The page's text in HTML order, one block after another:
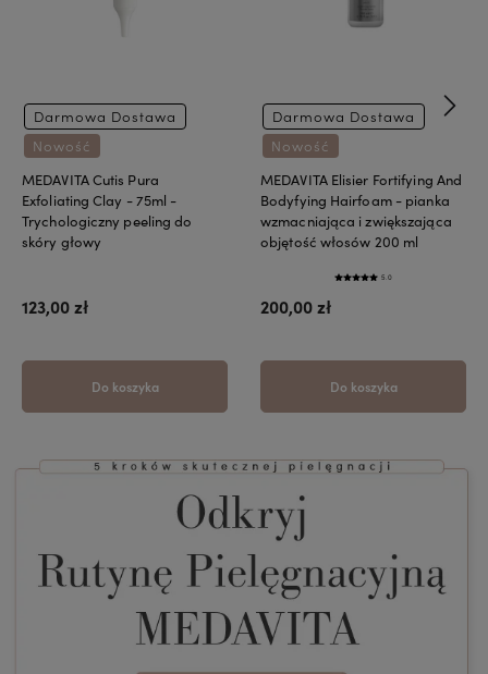
Nowość
Darmowa Dostawa
MEDAVITA Cutis Pura
Exfoliating Clay - 75ml -
Trychologiczny peeling do
skóry głowy
123,00 zł
Do koszyka
Nowość
Darmowa Dostawa
MEDAVITA Elisier Fortifying And
Bodyfying Hairfoam - pianka
wzmacniająca i zwiększająca
objętość włosów 200 ml
5.0
200,00 zł
Do koszyka